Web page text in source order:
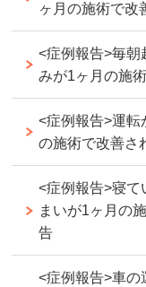
ヶ月の施術で改
<症例報告>毎朝
みが1ヶ月の施
<症例報告>運転
の施術で改善さ
<症例報告>寝て
まいが1ヶ月の
告
<症例報告>車の